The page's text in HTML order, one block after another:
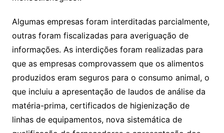
Algumas empresas foram interditadas parcialmente,
outras foram fiscalizadas para averiguação de
informações. As interdições foram realizadas para
que as empresas comprovassem que os alimentos
produzidos eram seguros para o consumo animal, o
que incluiu a apresentação de laudos de análise da
matéria-prima, certificados de higienização de
linhas de equipamentos, nova sistemática de